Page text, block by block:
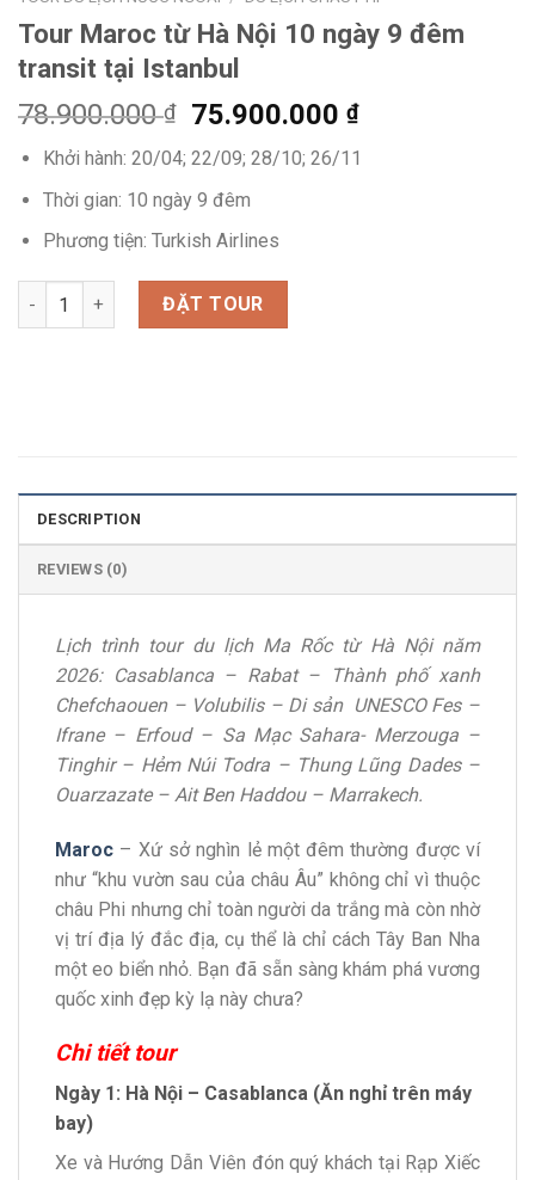
Tour Maroc từ Hà Nội 10 ngày 9 đêm
transit tại Istanbul
78.900.000₫ 75.900.000₫
Khởi hành: 20/04; 22/09; 28/10; 26/11
Thời gian: 10 ngày 9 đêm
Phương tiện: Turkish Airlines
Tour Maroc từ Hà Nội 10 ngày 9 đêm transit tại Istanbul
ĐẶT TOUR
DESCRIPTION
REVIEWS (0)
Lịch trình tour du lịch Ma Rốc từ Hà Nội năm
2026: Casablanca – Rabat – Thành phố xanh
Chefchaouen – Volubilis – Di sản UNESCO Fes –
Ifrane – Erfoud – Sa Mạc Sahara- Merzouga –
Tinghir – Hẻm Núi Todra – Thung Lũng Dades –
Ouarzazate – Ait Ben Haddou – Marrakech.
Maroc – Xứ sở nghìn lẻ một đêm thường được ví
như “khu vườn sau của châu Âu” không chỉ vì thuộc
châu Phi nhưng chỉ toàn người da trắng mà còn nhờ
vị trí địa lý đắc địa, cụ thể là chỉ cách Tây Ban Nha
một eo biển nhỏ. Bạn đã sẵn sàng khám phá vương
quốc xinh đẹp kỳ lạ này chưa?
Chi tiết tour
Ngày 1: Hà Nội – Casablanca (Ăn nghỉ trên máy
bay)
Xe và Hướng Dẫn Viên đón quý khách tại Rạp Xiếc